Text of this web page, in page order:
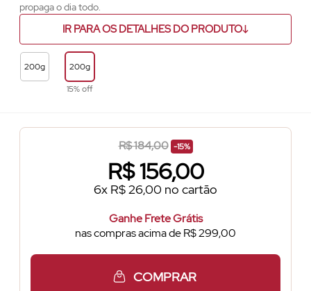
propaga o dia todo.
IR PARA OS DETALHES DO PRODUTO
200g
200g
15% off
R$ 184,00 -15%
R$156,00
6x R$ 26,00 no cartão
Ganhe Frete Grátis
nas compras acima de R$ 299,00
COMPRAR